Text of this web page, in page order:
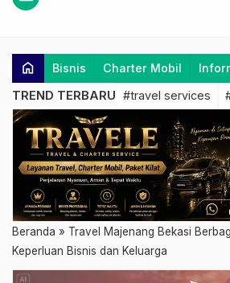
home Bisnis Charter Mobil
TREND TERBARU #travel services
Beranda » Travel Majenang Bekasi
Keperluan Bisnis dan Keluarga